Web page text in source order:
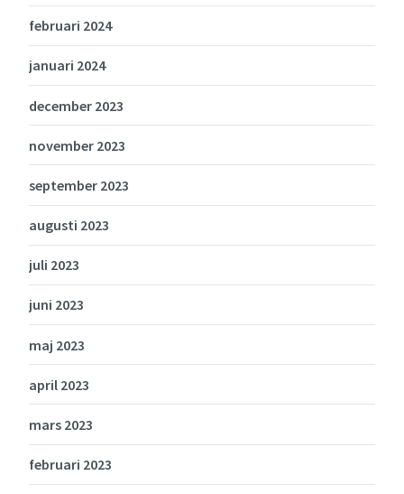
februari 2024
januari 2024
december 2023
november 2023
september 2023
augusti 2023
juli 2023
juni 2023
maj 2023
april 2023
mars 2023
februari 2023